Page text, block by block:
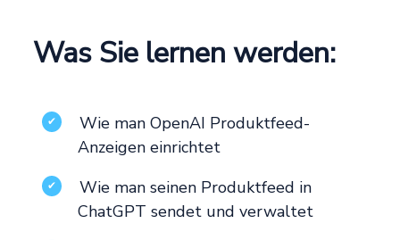
Was Sie lernen werden:
✔
Wie man OpenAI Produktfeed-
Anzeigen einrichtet
✔
Wie man seinen Produktfeed in
ChatGPT sendet und verwaltet